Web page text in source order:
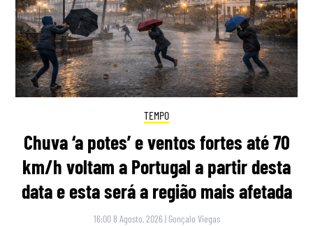
TEMPO
Chuva ‘a potes’ e ventos fortes até 70
km/h voltam a Portugal a partir desta
data e esta será a região mais afetada
16:00 8 Agosto, 2026 | Gonçalo Viegas